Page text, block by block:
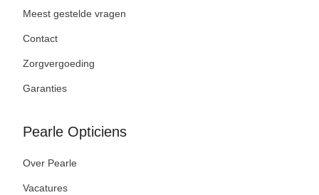
Meest gestelde vragen
Contact
Zorgvergoeding
Garanties
Pearle Opticiens
Over Pearle
Vacatures